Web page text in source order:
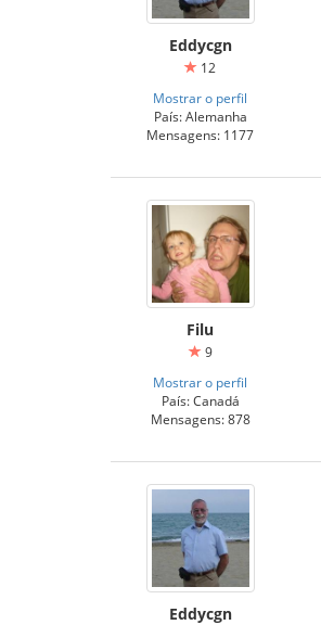
Eddycgn
12
Mostrar o perfil
País: Alemanha
Mensagens: 1177
Filu
9
Mostrar o perfil
País: Canadá
Mensagens: 878
Eddycgn